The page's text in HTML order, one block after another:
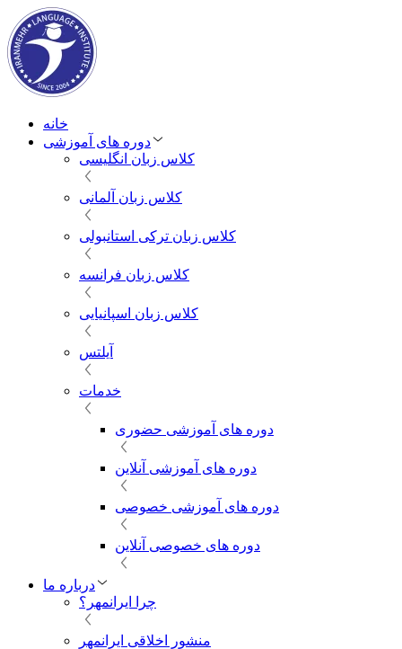
خانه
دوره های آموزشی
کلاس زبان انگلیسی
کلاس زبان آلمانی
کلاس زبان ترکی استانبولی
کلاس زبان فرانسه
کلاس زبان اسپانیایی
آیلتس
خدمات
دوره های آموزشی حضوری
دوره های آموزشی آنلاین
دوره های آموزشی خصوصی
دوره های خصوصی آنلاین
درباره ما
چرا ایرانمهر؟
منشور اخلاقی ایرانمهر